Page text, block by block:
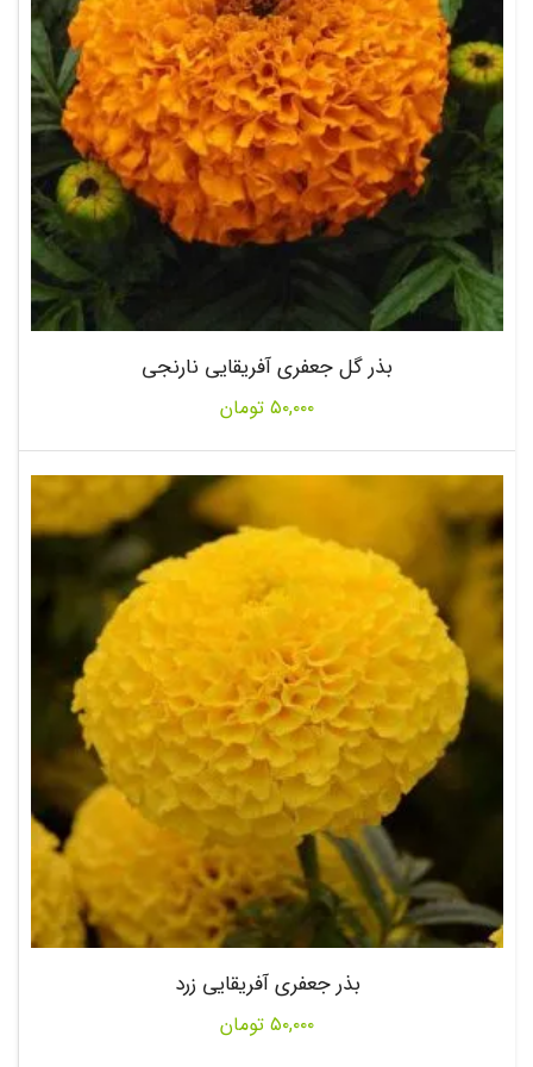
بذر گل جعفری آفریقایی نارنجی
۵۰,۰۰۰ تومان
بذر جعفری آفریقایی زرد
۵۰,۰۰۰ تومان